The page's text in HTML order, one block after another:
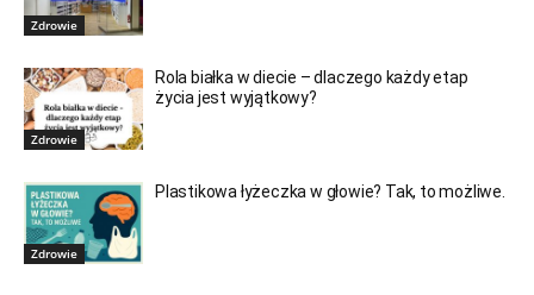
Zdrowie
Zdrowie
Rola białka w diecie – dlaczego każdy etap
życia jest wyjątkowy?
Zdrowie
Plastikowa łyżeczka w głowie? Tak, to możliwe.